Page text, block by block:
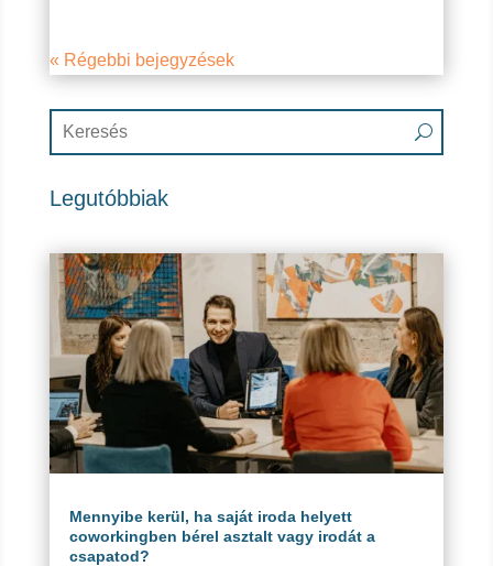
« Régebbi bejegyzések
Legutóbbiak
Mennyibe kerül, ha saját iroda helyett
coworkingben bérel asztalt vagy irodát a
csapatod?